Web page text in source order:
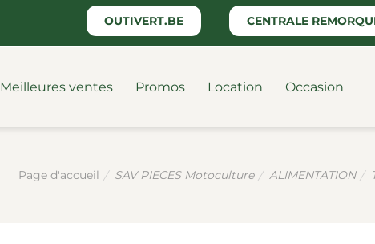
OUTIVERT.BE CENTRALE
Meilleures ventes Promos Location Occasion
Page d'accueil SAV PIECES Motoculture ALIMENTATION